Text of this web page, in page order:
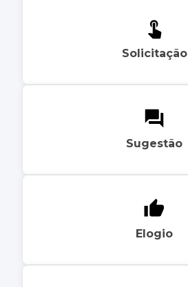
Solicitação
Sugestão
Elogio